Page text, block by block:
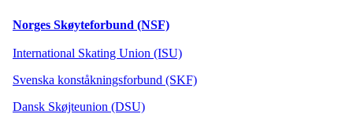
Norges Skøyteforbund (NSF)
International Skating Union (ISU)
Svenska konståkningsforbund (SKF)
Dansk Skøjteunion (DSU)